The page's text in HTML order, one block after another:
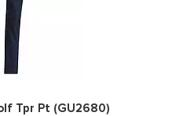
0
Tpr Pt (GU2680)